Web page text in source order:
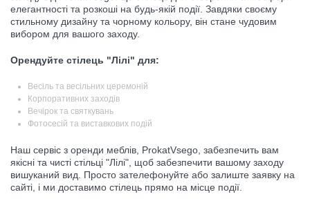
елегантності та розкоші на будь-якій події. Завдяки своєму
стильному дизайну та чорному кольору, він стане чудовим
вибором для вашого заходу.
Орендуйте стілець "Лілі" для:
Весіль та весільних церемоній
Корпоративних заходів
Вечірок та святкувань
Фотосесій та виставкових подій
Наш сервіс з оренди меблів, ProkatVsego, забезпечить вам
якісні та чисті стільці "Лілі", щоб забезпечити вашому заходу
вишуканий вид. Просто зателефонуйте або залиште заявку на
сайті, і ми доставимо стілець прямо на місце події.